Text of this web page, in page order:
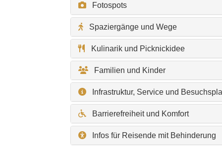
Fotospots
Spaziergänge und Wege
Kulinarik und Picknickidee
Familien und Kinder
Infrastruktur, Service und
Barrierefreiheit und Komfort
Infos für Reisende mit Behinderung